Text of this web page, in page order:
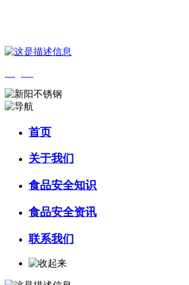
首页
关于我们
食品安全知识
食品安全资讯
联系我们